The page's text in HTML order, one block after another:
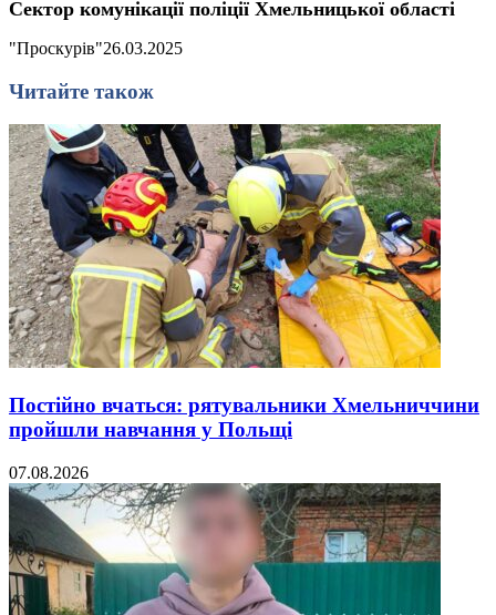
Сектор комунікації поліції Хмельницької області
"Проскурів"26.03.2025
Читайте також
Постійно вчаться: рятувальники Хмельниччини
пройшли навчання у Польщі
07.08.2026